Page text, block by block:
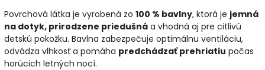
Povrchová látka je vyrobená zo 100 % bavlny, ktorá je jemná
na dotyk, prirodzene priedušná a vhodná aj pre citlivú
detskú pokožku. Bavlna zabezpečuje optimálnu ventiláciu,
odvádza vlhkosť a pomáha predchádzať prehriatiu počas
horúcich letných nocí.